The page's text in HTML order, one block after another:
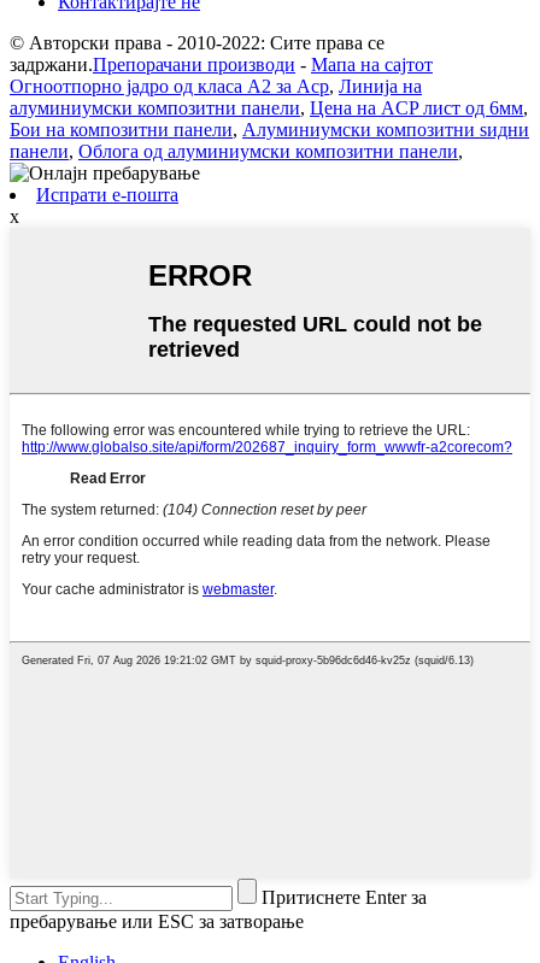
© Авторски права - 2010-2022: Сите права се
задржани.Препорачани производи - Мапа на сајтот
Огноотпорно јадро од класа А2 за Acp, Линија на
алуминиумски композитни панели, Цена на ACP лист од 6мм,
Бои на композитни панели, Алуминиумски композитни ѕидни
панели, Облога од алуминиумски композитни панели,
Испрати е-пошта
x
Притиснете Enter за
пребарување или ESC за затворање